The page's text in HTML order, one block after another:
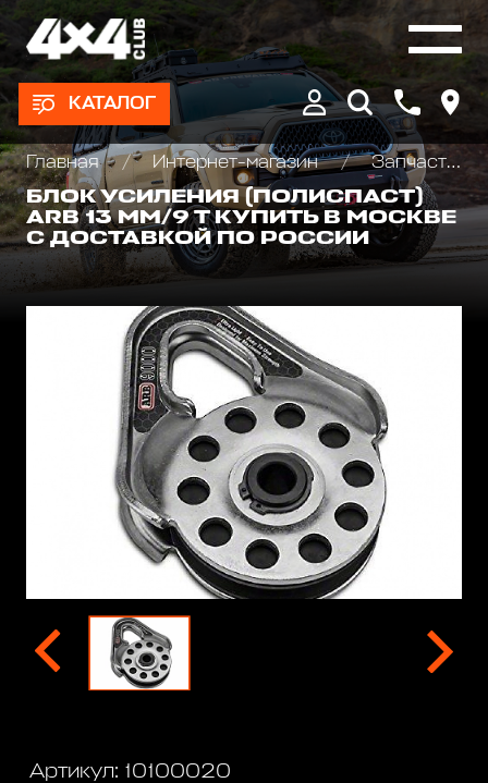
КАТАЛОГ
Главная Интернет-магазин
Запчасти и Аксессуары для лебедок
БЛОК УСИЛЕНИЯ (ПОЛИСПАСТ)
ARB 13 ММ/9 Т КУПИТЬ В МОСКВЕ
С ДОСТАВКОЙ ПО РОССИИ
Артикул: 10100020